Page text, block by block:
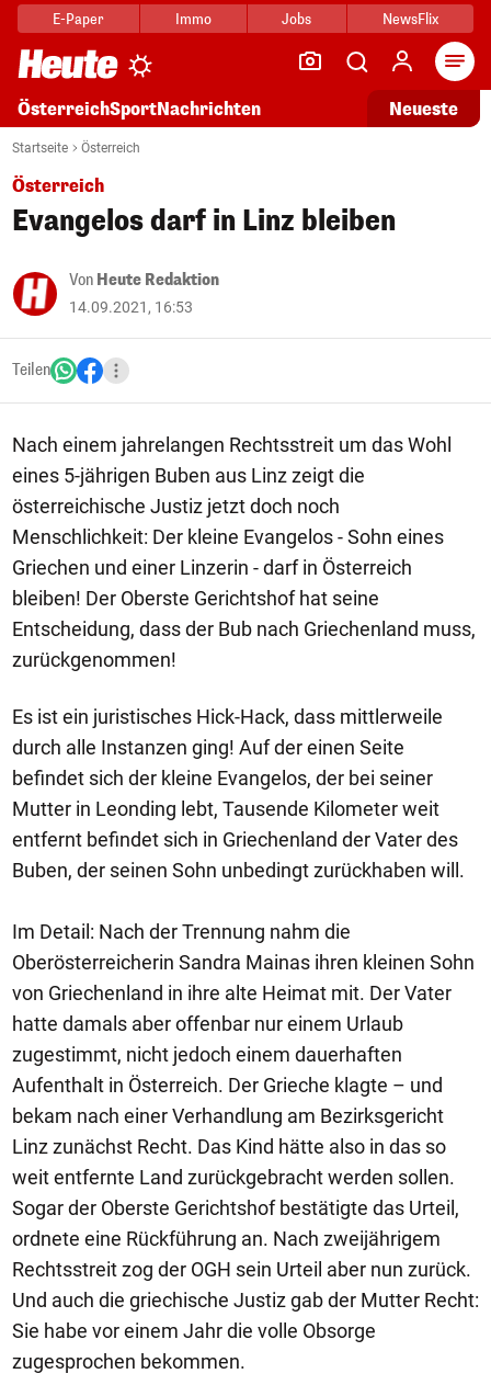
E-Paper Immo Jobs NewsFlix
ÖsterreichSportNachrichten Neueste
Startseite Österreich
Österreich
Evangelos darf in Linz bleiben
Von Heute Redaktion
14.09.2021, 16:53
Teilen
Nach einem jahrelangen Rechtsstreit um das Wohl
eines 5-jährigen Buben aus Linz zeigt die
österreichische Justiz jetzt doch noch
Menschlichkeit: Der kleine Evangelos - Sohn eines
Griechen und einer Linzerin - darf in Österreich
bleiben! Der Oberste Gerichtshof hat seine
Entscheidung, dass der Bub nach Griechenland muss,
zurückgenommen!
Es ist ein juristisches Hick-Hack, dass mittlerweile
durch alle Instanzen ging! Auf der einen Seite
befindet sich der kleine Evangelos, der bei seiner
Mutter in Leonding lebt, Tausende Kilometer weit
entfernt befindet sich in Griechenland der Vater des
Buben, der seinen Sohn unbedingt zurückhaben will.
Im Detail: Nach der Trennung nahm die
Oberösterreicherin Sandra Mainas ihren kleinen Sohn
von Griechenland in ihre alte Heimat mit. Der Vater
hatte damals aber offenbar nur einem Urlaub
zugestimmt, nicht jedoch einem dauerhaften
Aufenthalt in Österreich. Der Grieche klagte – und
bekam nach einer Verhandlung am Bezirksgericht
Linz zunächst Recht. Das Kind hätte also in das so
weit entfernte Land zurückgebracht werden sollen.
Sogar der Oberste Gerichtshof bestätigte das Urteil,
ordnete eine Rückführung an. Nach zweijährigem
Rechtsstreit zog der OGH sein Urteil aber nun zurück.
Und auch die griechische Justiz gab der Mutter Recht:
Sie habe vor einem Jahr die volle Obsorge
zugesprochen bekommen.